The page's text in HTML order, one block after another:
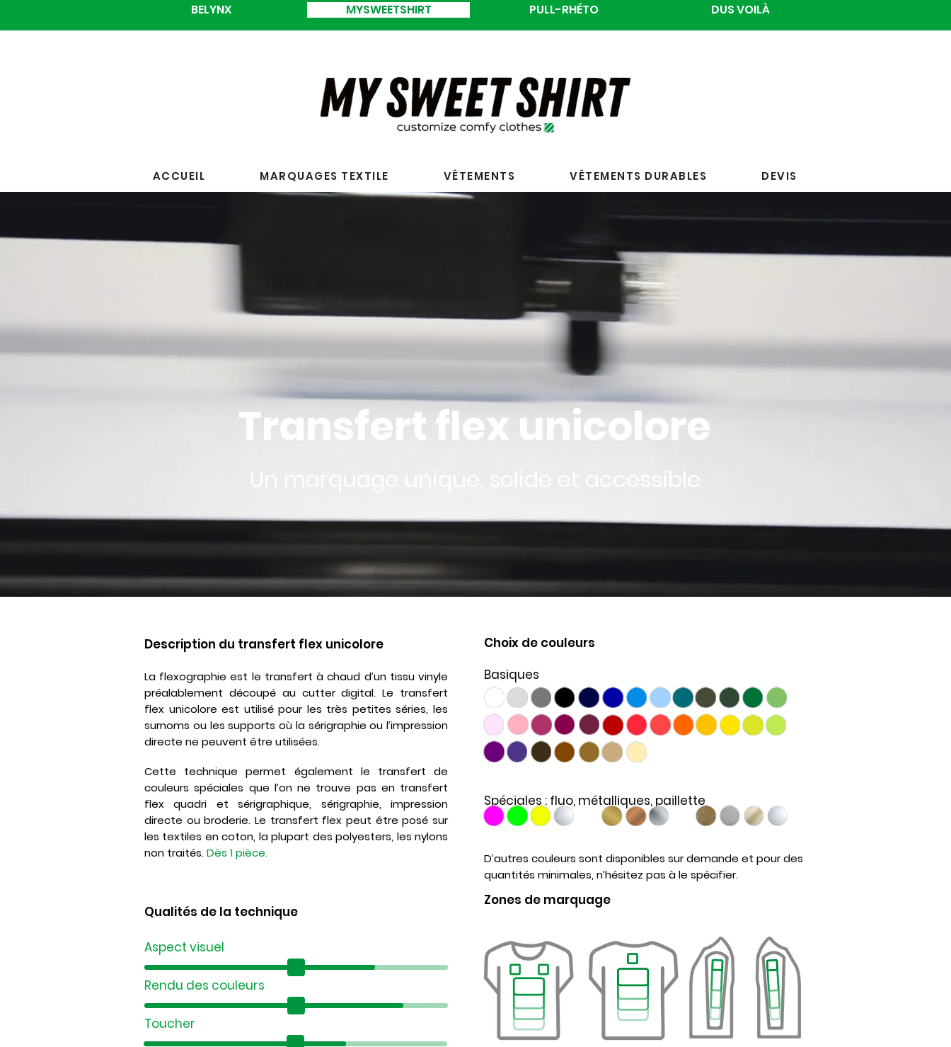
BELYNX MYSWEETSHIRT PULL-RHÉTO DUS VOILÀ
ACCUEIL MARQUAGES TEXTILE VÊTEMENTS VÊTEMENTS DURABLES DEVIS
Transfert flex unicolore
Un marquage unique, solide et accessible
Choix de couleurs
Basiques
Spéciales : fluo, métalliques, paillette
D’autres couleurs sont disponibles sur demande et pour des
quantités minimales, n’hésitez pas à le spécifier.
Zones de marquage
Description du transfert flex unicolore
La flexographie est le transfert à chaud d’un tissu vinyle
préalablement découpé au cutter digital. Le transfert
flex unicolore est utilisé pour les très petites séries, les
surnoms ou les supports où la sérigraphie ou l’impression
directe ne peuvent être utilisées.
Cette technique permet également le transfert de
couleurs spéciales que l’on ne trouve pas en transfert
flex quadri etsérigraphique, sérigraphie,impression
directe oubroderie. Le transfert flex peut être posé sur
les textiles en coton, la plupart des polyesters, les nylons
non traités.Dès 1 pièce.
Qualités de la technique
Aspect visuel
Rendu des couleurs
Toucher